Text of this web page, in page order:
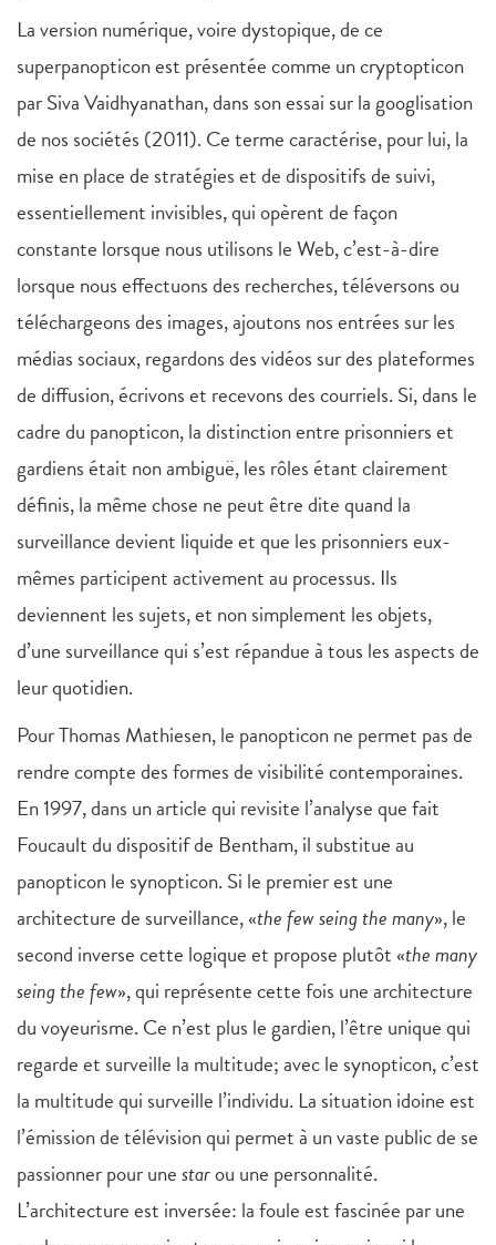
La version numérique, voire dystopique, de ce
superpanopticon est présentée comme un cryptopticon
par Siva Vaidhyanathan, dans son essai sur la googlisation
de nos sociétés (2011). Ce terme caractérise, pour lui, la
mise en place de stratégies et de dispositifs de suivi,
essentiellement invisibles, qui opèrent de façon
constante lorsque nous utilisons le Web, c’est-à-dire
lorsque nous effectuons des recherches, téléversons ou
téléchargeons des images, ajoutons nos entrées sur les
médias sociaux, regardons des vidéos sur des plateformes
de diffusion, écrivons et recevons des courriels. Si, dans le
cadre du panopticon, la distinction entre prisonniers et
gardiens était non ambiguë, les rôles étant clairement
définis, la même chose ne peut être dite quand la
surveillance devient liquide et que les prisonniers eux-
mêmes participent activement au processus. Ils
deviennent les sujets, et non simplement les objets,
d’une surveillance qui s’est répandue à tous les aspects de
leur quotidien.
Pour Thomas Mathiesen, le panopticon ne permet pas de
rendre compte des formes de visibilité contemporaines.
En 1997, dans un article qui revisite l’analyse que fait
Foucault du dispositif de Bentham, il substitue au
panopticon le synopticon. Si le premier est une
architecture de surveillance, «the few seing the many», le
second inverse cette logique et propose plutôt «the many
seing the few», qui représente cette fois une architecture
du voyeurisme. Ce n’est plus le gardien, l’être unique qui
regarde et surveille la multitude; avec le synopticon, c’est
la multitude qui surveille l’individu. La situation idoine est
l’émission de télévision qui permet à un vaste public de se
passionner pour unestarou une personnalité.
L’architecture est inversée: la foule est fascinée par une